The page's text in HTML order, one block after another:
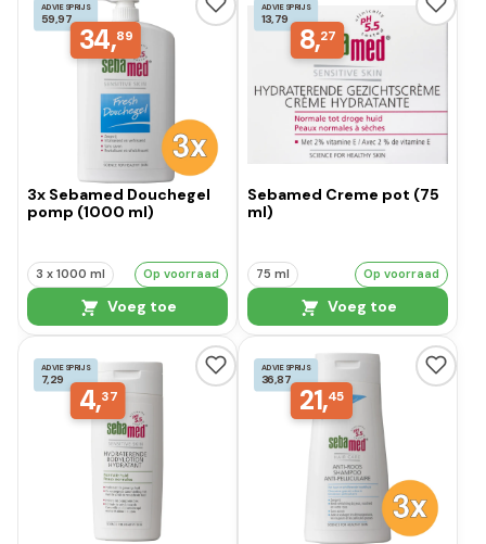
ADVIESPRIJS
59,97
34,89
3x Sebamed Douchegel
pomp (1000 ml)
3 x 1000 ml Op voorraad
Voeg toe
ADVIESPRIJS
13,79
8,27
Sebamed Creme pot (75
ml)
75 ml Op voorraad
Voeg toe
ADVIESPRIJS
7,29
4,37
ADVIESPRIJS
36,87
21,45